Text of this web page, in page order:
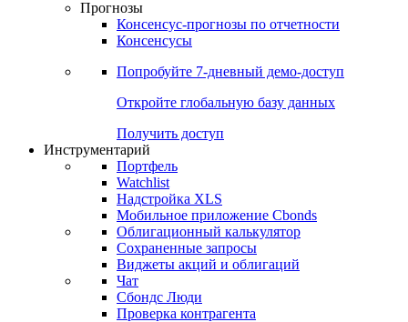
Прогнозы
Консенсус-прогнозы по отчетности
Консенсусы
Попробуйте 7-дневный демо-доступ
Откройте глобальную базу данных
Получить доступ
Инструментарий
Портфель
Watchlist
Надстройка XLS
Мобильное приложение Cbonds
Облигационный калькулятор
Сохраненные запросы
Виджеты акций и облигаций
Чат
Сбондс Люди
Проверка контрагента